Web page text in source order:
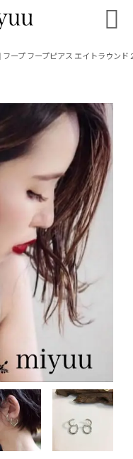

ープ フープピアス エイトラウン